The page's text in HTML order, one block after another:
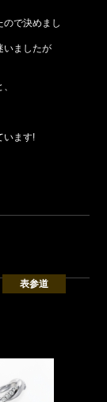
ので決めまし
いましたが
います!
表参道